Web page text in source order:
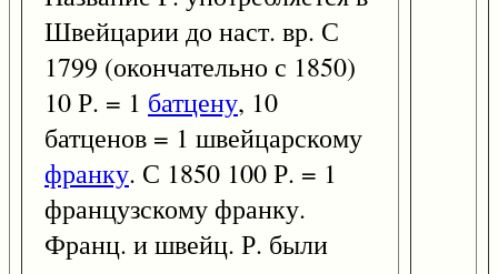
Швейцарии до наст. вр. С
1799 (окончательно с 1850)
10 Р. = 1 батцену, 10
батценов = 1 швейцарскому
франку. С 1850 100 Р. = 1
французскому франку.
Франц. и швейц. Р. были